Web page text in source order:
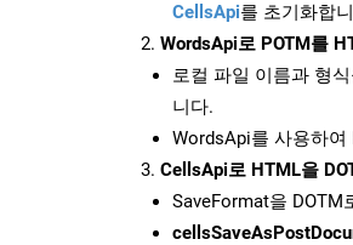
CellsApi를 초기화합
WordsApi로 POTM를
로컬 파일 이름과 형
니다.
WordsApi를 사용하여
CellsApi로 HTML을
SaveFormat을 DOTM